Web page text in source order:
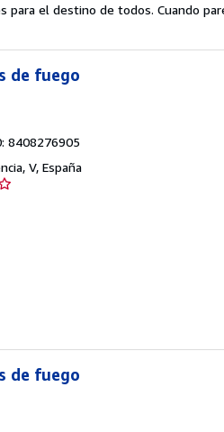
el destino de todos. Cuando
de fuego
8408276905
V, España
de fuego